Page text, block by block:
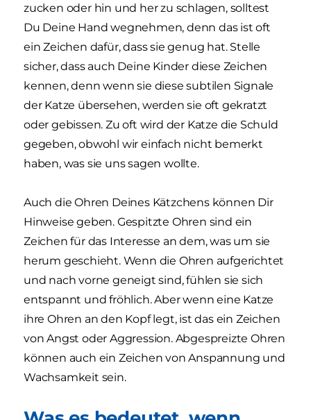
zucken oder hin und her zu schlagen, solltest
Du Deine Hand wegnehmen, denn das ist oft
ein Zeichen dafür, dass sie genug hat. Stelle
sicher, dass auch Deine Kinder diese Zeichen
kennen, denn wenn sie diese subtilen Signale
der Katze übersehen, werden sie oft gekratzt
oder gebissen. Zu oft wird der Katze die Schuld
gegeben, obwohl wir einfach nicht bemerkt
haben, was sie uns sagen wollte.
Auch die Ohren Deines Kätzchens können Dir
Hinweise geben. Gespitzte Ohren sind ein
Zeichen für das Interesse an dem, was um sie
herum geschieht. Wenn die Ohren aufgerichtet
und nach vorne geneigt sind, fühlen sie sich
entspannt und fröhlich. Aber wenn eine Katze
ihre Ohren an den Kopf legt, ist das ein Zeichen
von Angst oder Aggression. Abgespreizte Ohren
können auch ein Zeichen von Anspannung und
Wachsamkeit sein.